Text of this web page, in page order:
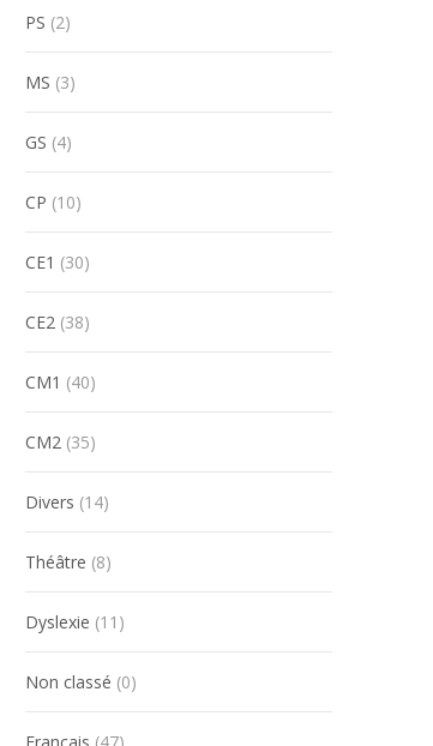
PS (2)
MS (3)
GS (4)
CP (10)
CE1 (30)
CE2 (38)
CM1 (40)
CM2 (35)
Divers (14)
Théâtre (8)
Dyslexie (11)
Non classé (0)